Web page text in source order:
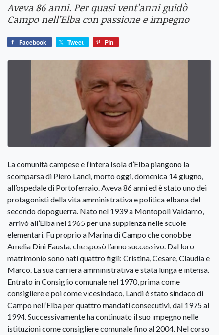
Aveva 86 anni. Per quasi vent’anni guidò
Campo nell’Elba con passione e impegno
Facebook Tweet Pin
La comunità campese e l’intera Isola d’Elba piangono la
scomparsa di Piero Landi, morto oggi, domenica 14 giugno,
all’ospedale di Portoferraio. Aveva 86 anni ed è stato uno dei
protagonisti della vita amministrativa e politica elbana del
secondo dopoguerra. Nato nel 1939 a Montopoli Valdarno,
arrivò all’Elba nel 1965 per una supplenza nelle scuole
elementari. Fu proprio a Marina di Campo che conobbe
Amelia Dini Fausta, che sposò l’anno successivo. Dal loro
matrimonio sono nati quattro figli: Cristina, Cesare, Claudia e
Marco. La sua carriera amministrativa è stata lunga e intensa.
Entrato in Consiglio comunale nel 1970, prima come
consigliere e poi come vicesindaco, Landi è stato sindaco di
Campo nell’Elba per quattro mandati consecutivi, dal 1975 al
1994. Successivamente ha continuato il suo impegno nelle
istituzioni come consigliere comunale fino al 2004. Nel corso